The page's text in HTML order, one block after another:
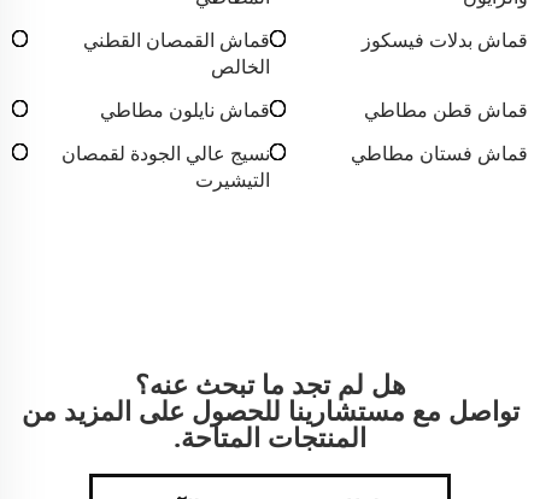
قماش بدلات فيسكوز
قماش القمصان القطني
الخالص
قماش قطن مطاطي
قماش نايلون مطاطي
قماش فستان مطاطي
نسيج عالي الجودة لقمصان
التيشيرت
هل لم تجد ما تبحث عنه؟
تواصل مع مستشارينا للحصول على المزيد من
المنتجات المتاحة.